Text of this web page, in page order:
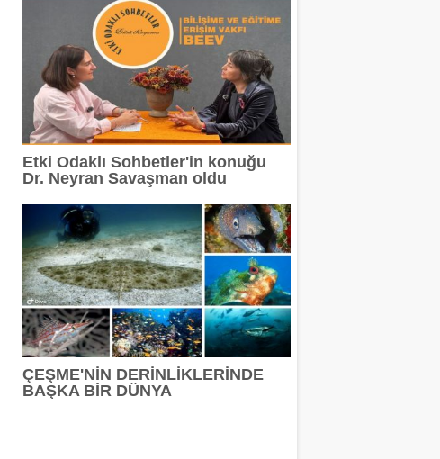
Etki Odaklı Sohbetler'in konuğu
Dr. Neyran Savaşman oldu
ÇEŞME'NİN DERİNLİKLERİNDE
BAŞKA BİR DÜNYA